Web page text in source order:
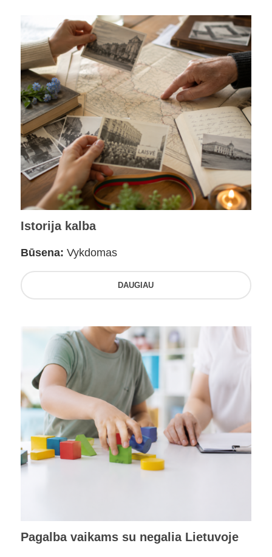
Istorija kalba
Būsena: Vykdomas
DAUGIAU
Pagalba vaikams su negalia Lietuvoje